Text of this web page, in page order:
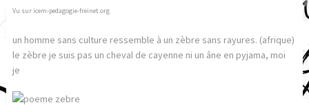
Vu sur icem-pedagogie-freinet.org
un homme sans culture ressemble à un zèbre sans rayures. (afrique)
le zèbre je suis pas un cheval de cayenne ni un âne en pyjama, moi
je